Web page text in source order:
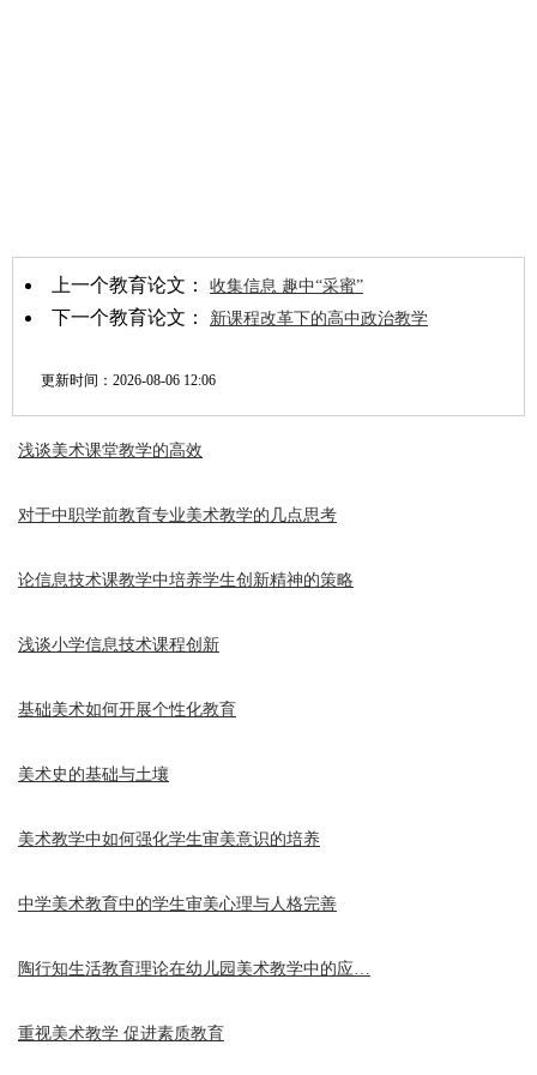
上一个教育论文： 收集信息 趣中“采蜜”
下一个教育论文： 新课程改革下的高中政治教学
更新时间： 2026-08-06 12:06
浅谈美术课堂教学的高效
对于中职学前教育专业美术教学的几点思考
论信息技术课教学中培养学生创新精神的策略
浅谈小学信息技术课程创新
基础美术如何开展个性化教育
美术史的基础与土壤
美术教学中如何强化学生审美意识的培养
中学美术教育中的学生审美心理与人格完善
陶行知生活教育理论在幼儿园美术教学中的应…
重视美术教学 促进素质教育